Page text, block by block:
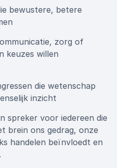
bewustere, betere
zorg of
keuzes willen
die wetenschap
inzicht
spreker voor iedereen die
brein ons gedrag, onze
handelen beïnvloedt en